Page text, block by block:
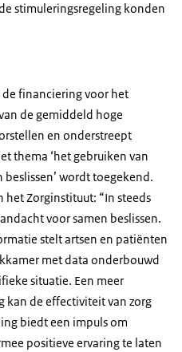
stimuleringsregeling konden
financiering voor het
de gemiddeld hoge
en onderstreept
thema ‘het gebruiken van
wordt toegekend.
Zorginstituut: “In steeds
voor samen beslissen.
stelt artsen en patiënten
met data onderbouwd
situatie. Een meer
kan de effectiviteit van zorg
biedt een impuls om
positieve ervaring te laten